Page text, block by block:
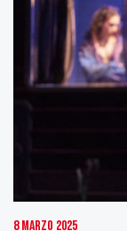
8 Marzo 2025